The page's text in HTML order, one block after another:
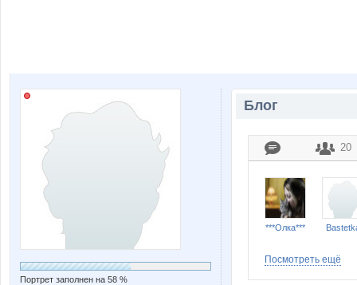
Портрет заполнен на 58 %
Блог
20
***Олка***
Посмотреть ещё